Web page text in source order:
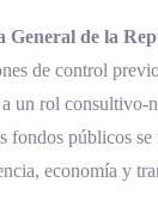
de la
de control
un rol consultivo-
fondos públicos se
economía y